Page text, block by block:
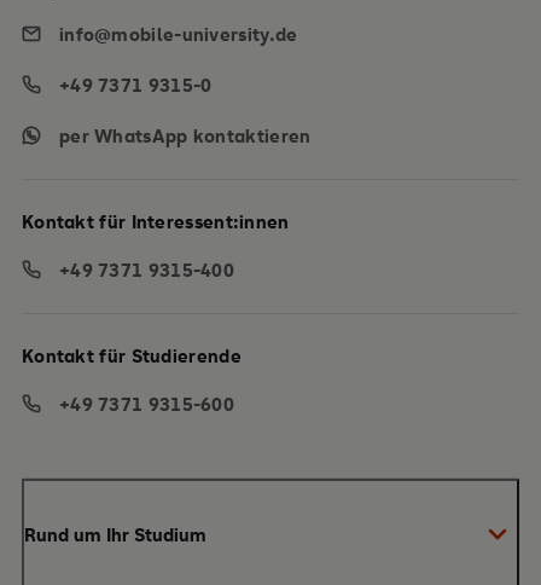
Rund um Ihr Studium
info@mobile-university.de
+49 7371 9315-0
per WhatsApp kontaktieren
Kontakt für Interessent:innen
+49 7371 9315-400
Kontakt für Studierende
+49 7371 9315-600